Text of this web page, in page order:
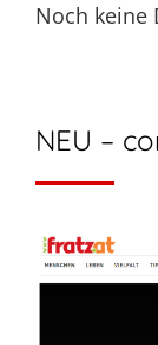
Noch keine
NEU –